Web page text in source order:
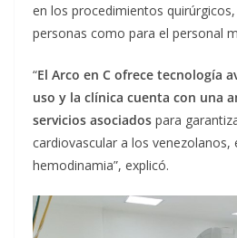
en los procedimientos
personas como para el personal
“El Arco en C ofrece tecnología
uso y la clínica cuenta con una
servicios asociados para
cardiovascular a los venezolanos,
hemodinamia”, explicó.